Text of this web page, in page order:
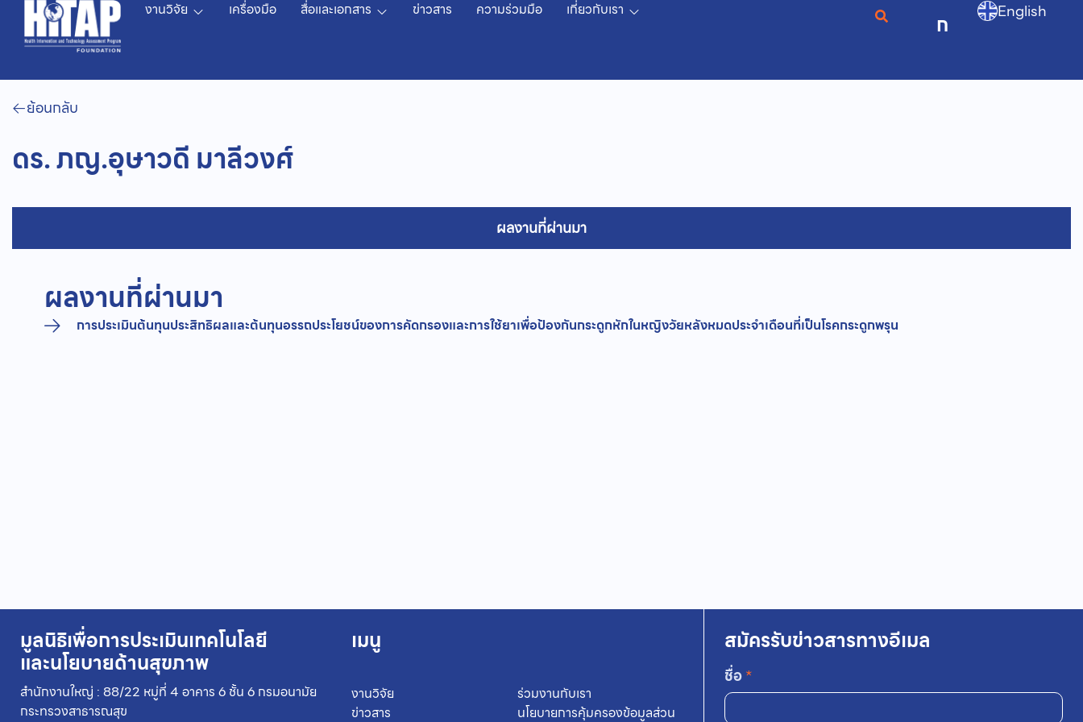
งานวิจัย เครื่องมือ สื่อและเอกสาร ข่าวสาร ความร่วมมือ เกี่ยวกับเรา
ก English
ย้อนกลับ
ดร. ภญ.อุษาวดี มาลีวงศ์
ผลงานที่ผ่านมา
ผลงานที่ผ่านมา
การประเมินต้นทุนประสิทธิผลและต้นทุนอรรถประโยชน์ของการคัดกรองและการใช้ยาเพื่อป้องกันกระดูกหักในหญิงวัยหลังหมดประจำเดือนที่เป็นโรคกระดูกพรุน
มูลนิธิเพื่อการประเมินเทคโนโลยี
และนโยบายด้านสุขภาพ
สำนักงานใหญ่ : 88/22 หมู่ที่ 4 อาคาร 6 ชั้น 6 กรมอนามัย
กระทรวงสาธารณสุข
เมนู
งานวิจัย
ข่าวสาร
ร่วมงานกับเรา
นโยบายการคุ้มครองข้อมูลส่วน
สมัครรับข่าวสารทางอีเมล
ชื่อ*